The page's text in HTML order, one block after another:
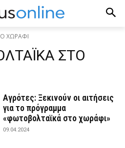
ΧΩΡΑΦΙ
ΣΤΟ
Αγρότες: Ξεκινούν οι αιτήσεις
για το πρόγραμμα
«φωτοβολταϊκά στο χωράφι»
09.04.2024